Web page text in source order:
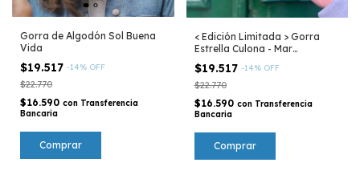
Gorra de Algodón Sol Buena
Vida
$19.517 -14% OFF
$22.770
$16.590 con Transferencia
Bancaria
< Edición Limitada > Gorra
Estrella Culona - Mar
$19.517 -14% OFF
$22.770
$16.590 con Transferencia
Bancaria